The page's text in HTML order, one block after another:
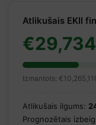
Atlikušais EKII
Izmantots:
Atlikušais ilgums:
Prognozētais